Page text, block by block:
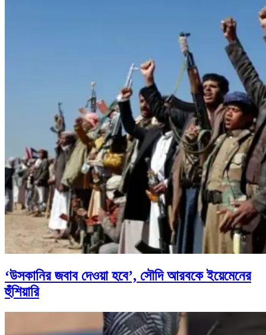
‘উসকানির জবাব দেওয়া হবে’, সৌদি আরবকে ইয়েমেনের
হুঁশিয়ারি